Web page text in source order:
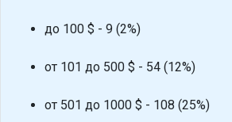
до 100 $ - 9 (2%)
от 101 до 500 $ - 54 (12%)
от 501 до 1000 $ - 108 (25%)